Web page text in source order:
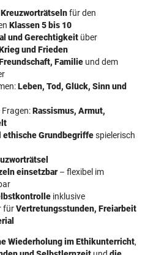
für den
Klassen 5 bis 10
und Gerechtigkeit über
und Frieden
Familie und dem
Leben, Tod, Glück, Sinn und
Rassismus, Armut,
ethische Grundbegriffespielerisch
einsetzbar– flexibel im
inklusive
fürVertretungsstunden, Freiarbeit
Wiederholung im Ethikunterricht,